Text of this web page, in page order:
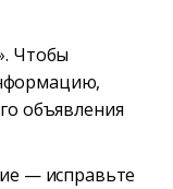
Чтобы
объявления
— исправьте